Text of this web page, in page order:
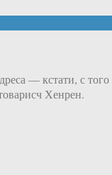
— кстати, с того
Хенрен.